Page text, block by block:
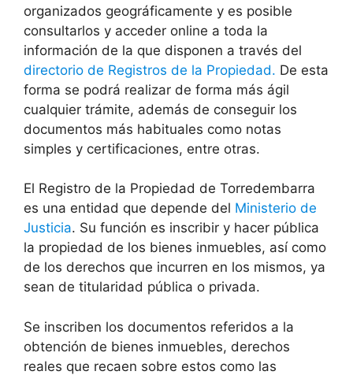
organizados geográficamente y es posible
consultarlos y acceder online a toda la
información de la que disponen a través del
directorio de Registros de la Propiedad. De esta
forma se podrá realizar de forma más ágil
cualquier trámite, además de conseguir los
documentos más habituales como notas
simples y certificaciones, entre otras.
El Registro de la Propiedad de Torredembarra
es una entidad que depende del Ministerio de
Justicia. Su función es inscribir y hacer pública
la propiedad de los bienes inmuebles, así como
de los derechos que incurren en los mismos, ya
sean de titularidad pública o privada.
Se inscriben los documentos referidos a la
obtención de bienes inmuebles, derechos
reales que recaen sobre estos como las